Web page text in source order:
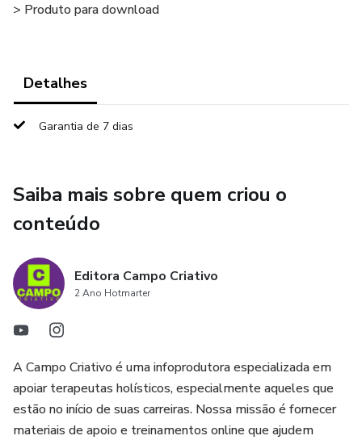
> Produto para download
Detalhes
Garantia de 7 dias
Saiba mais sobre quem criou o
conteúdo
Editora Campo Criativo
2 Ano Hotmarter
A Campo Criativo é uma infoprodutora especializada em
apoiar terapeutas holísticos, especialmente aqueles que
estão no início de suas carreiras. Nossa missão é fornecer
materiais de apoio e treinamentos online que ajudem